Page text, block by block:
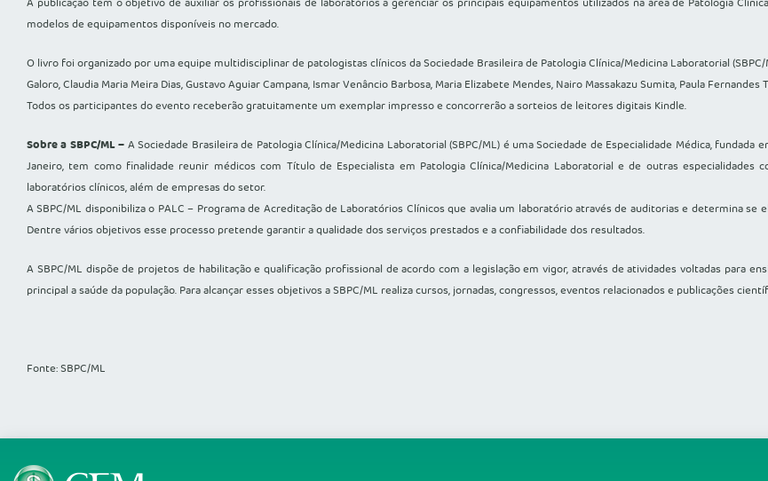
modelos de equipamentos disponíveis no mercado.
O livro foi organizado por uma equipe multidisciplinar de patologistas clínicos da Sociedade Brasileira de Patologia Clínica/Medicina Laboratorial
Galoro, Claudia Maria Meira Dias, Gustavo Aguiar Campana, Ismar Venâncio Barbosa, Maria Elizabete Mendes, Nairo Massakazu Sumita, Paula
Todos os participantes do evento receberão gratuitamente um exemplar impresso e concorrerão a sorteios de leitores digitais Kindle.
Sobre a SBPC/ML –A Sociedade Brasileira de Patologia Clínica/Medicina Laboratorial (SBPC/ML) é uma Sociedade de Especialidade Médica,
Janeiro, tem como finalidade reunir médicos com Título de Especialista em Patologia Clínica/Medicina Laboratorial e de outras
laboratórios clínicos, além de empresas do setor.
A SBPC/ML disponibiliza o PALC – Programa de Acreditação de Laboratórios Clínicos que avalia um laboratório através de auditorias e determina
Dentre vários objetivos esse processo pretende garantir a qualidade dos serviços prestados e a confiabilidade dos resultados.
A SBPC/ML dispõe de projetos de habilitação e qualificação profissional de acordo com a legislação em vigor, através de atividades voltadas para
principal a saúde da população. Para alcançar esses objetivos a SBPC/ML realiza cursos, jornadas, congressos, eventos relacionados e publicações
Fonte: SBPC/ML